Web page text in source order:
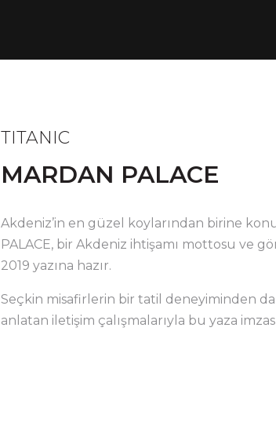
TITANIC
MARDAN PALACE
Akdeniz’in en güzel koylarından birine
PALACE, bir Akdeniz ihtişamı mottosu ve
2019 yazına hazır.
Seçkin misafirlerin bir tatil deneyiminden
anlatan iletişim çalışmalarıyla bu yaza